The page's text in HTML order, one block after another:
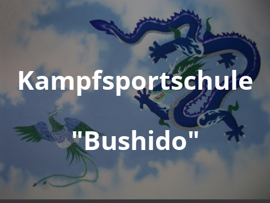
Kampfsportschule
"Bushido"